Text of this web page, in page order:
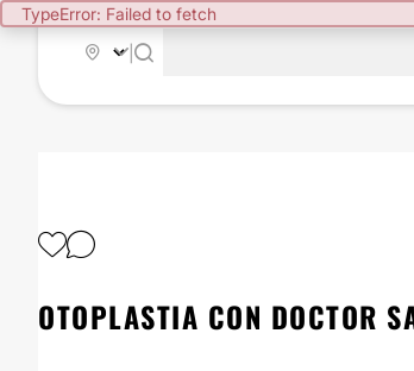
TypeError: Failed to fetch
OTOPLASTIA CON DOCTOR